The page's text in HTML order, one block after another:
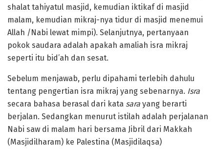
shalat tahiyatul masjid, kemudian iktikaf di masjid
malam, kemudian mikraj-nya tidur di masjid menemui
Allah /Nabi lewat mimpi). Selanjutnya, pertanyaan
pokok saudara adalah apakah amaliah isra mikraj
seperti itu bid’ah dan sesat.
Sebelum menjawab, perlu dipahami terlebih dahulu
tentang pengertian isra mikraj yang sebenarnya. Isra
secara bahasa berasal dari kata sara yang berarti
berjalan. Sedangkan menurut istilah adalah perjalanan
Nabi saw di malam hari bersama Jibril dari Makkah
(Masjidilharam) ke Palestina (Masjidilaqsa)